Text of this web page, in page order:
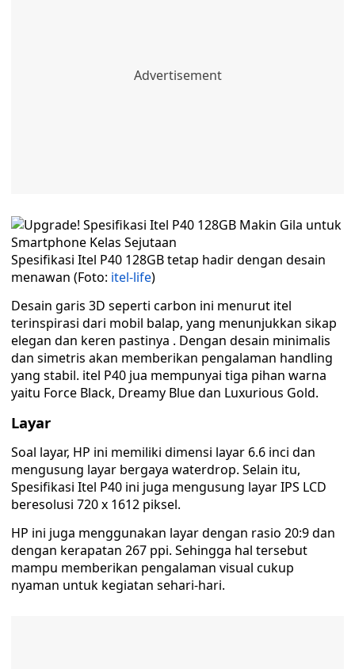
Spesifikasi Itel P40 128GB tetap hadir dengan desain
menawan (Foto: itel-life)
Desain garis 3D seperti carbon ini menurut itel
terinspirasi dari mobil balap, yang menunjukkan sikap
elegan dan keren pastinya . Dengan desain minimalis
dan simetris akan memberikan pengalaman handling
yang stabil. itel P40 jua mempunyai tiga pihan warna
yaitu Force Black, Dreamy Blue dan Luxurious Gold.
Layar
Soal layar, HP ini memiliki dimensi layar 6.6 inci dan
mengusung layar bergaya waterdrop. Selain itu,
Spesifikasi Itel P40 ini juga mengusung layar IPS LCD
beresolusi 720 x 1612 piksel.
HP ini juga menggunakan layar dengan rasio 20:9 dan
dengan kerapatan 267 ppi. Sehingga hal tersebut
mampu memberikan pengalaman visual cukup
nyaman untuk kegiatan sehari-hari.